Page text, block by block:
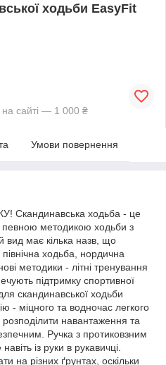
ходьби EasyFit
сайті — 1 000 ₴
Умови повернення
Скандинавська ходьба - це
певною методикою ходьби з
вид має кілька назв, що
ходьба, нордична
методики - літні тренування
підтримку спортивної
скандинавської ходьби
- міцного та водночас легкого
навантаження та
Ручка з протиковзним
із руки в рукавичці.
на різних ґрунтах, оскільки